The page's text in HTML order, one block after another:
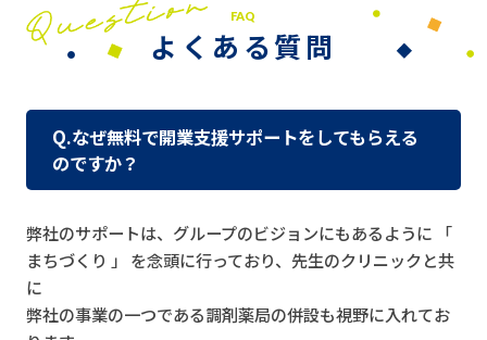
FAQ
よくある質問
Q.なぜ無料で開業支援サポートをしてもらえる
のですか？
弊社のサポートは、グループのビジョンにもあるように 「
まちづくり 」 を念頭に行っており、先生のクリニックと共
に
弊社の事業の一つである調剤薬局の併設も視野に入れてお